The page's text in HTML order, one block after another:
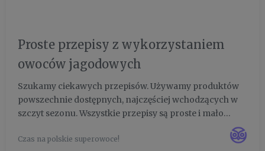
Proste przepisy z wykorzystaniem
owoców jagodowych
Szukamy ciekawych przepisów. Używamy produktów
powszechnie dostępnych, najczęściej wchodzących w
szczyt sezonu. Wszystkie przepisy są proste i mało
minut.
Czas na polskie superowoce!